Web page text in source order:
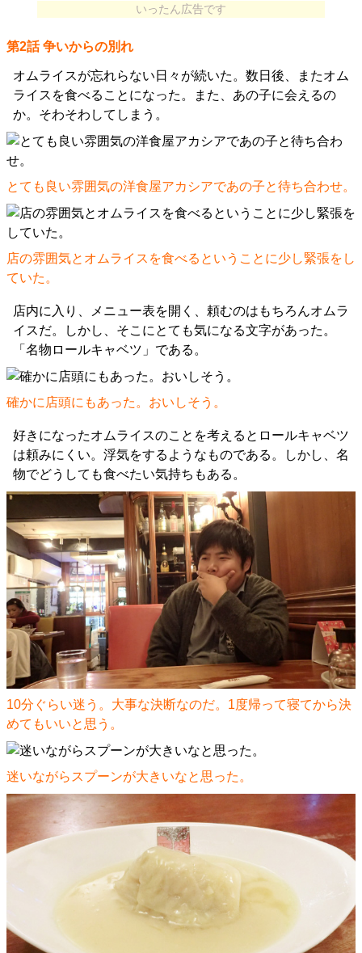
いったん広告です
第2話 争いからの別れ
オムライスが忘れらない日々が続いた。数日後、またオム
ライスを食べることになった。また、あの子に会えるの
か。そわそわしてしまう。
とても良い雰囲気の洋食屋アカシアであの子と待ち合わせ。
店の雰囲気とオムライスを食べるということに少し緊張をし
ていた。
店内に入り、メニュー表を開く、頼むのはもちろんオムラ
イスだ。しかし、そこにとても気になる文字があった。
「名物ロールキャベツ」である。
確かに店頭にもあった。おいしそう。
好きになったオムライスのことを考えるとロールキャベツ
は頼みにくい。浮気をするようなものである。しかし、名
物でどうしても食べたい気持ちもある。
10分ぐらい迷う。大事な決断なのだ。1度帰って寝てから決
めてもいいと思う。
迷いながらスプーンが大きいなと思った。